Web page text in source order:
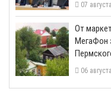
07
От
МегаФон
06